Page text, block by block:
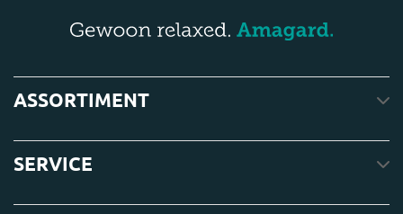
ASSORTIMENT
SERVICE